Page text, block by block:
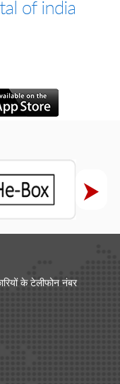
के टेलीफोन नंबर